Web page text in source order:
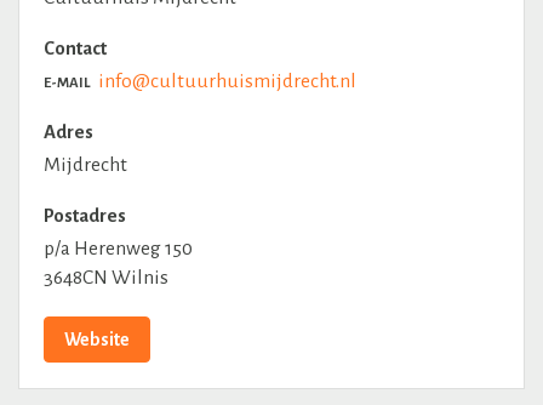
Contact
E-MAIL info@cultuurhuismijdrecht.nl
Adres
Mijdrecht
Postadres
p/a Herenweg 150
3648CN Wilnis
Website